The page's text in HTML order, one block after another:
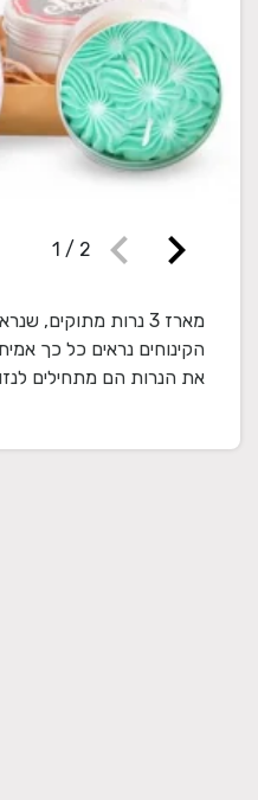
chevron_right
chevron_left
1 / 2
הקינוחים נראים כל כך
את הנרות הם מתחילים